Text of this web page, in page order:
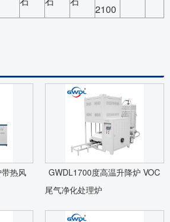
2100
热风
GWDL1700度高温升降炉 VOC
尾气净化处理炉